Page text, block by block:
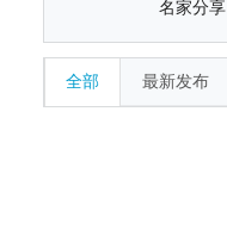
名家分享
全部 最新发布